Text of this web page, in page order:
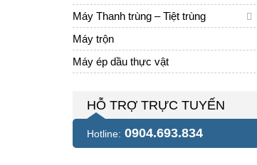
Máy Thanh trùng – Tiệt trùng
Máy trộn
Máy ép dầu thực vật
HỖ TRỢ TRỰC TUYẾN
Hotline: 0904.693.834